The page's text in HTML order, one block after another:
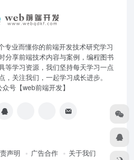
专业而懂你的前端开发技术研究学习
分享前端技术内容与案例，编程图书
等学习资源，我们坚持每天学习一点
，关注我们，一起学习成长进步。
号【web前端开发】
声明 广告合作 关于我们